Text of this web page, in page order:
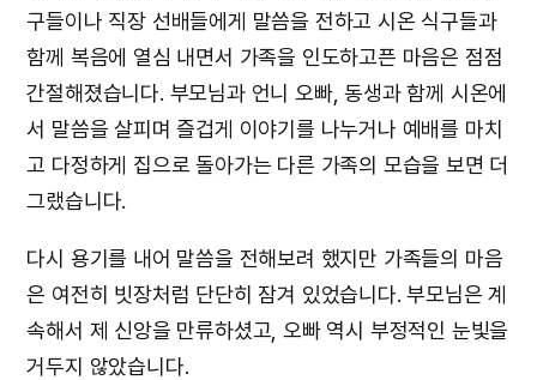
구들이나 직장 선배들에게 말씀을 전하고 시온 식구들과
함께 복음에 열심 내면서 가족을 인도하고픈 마음은 점점
간절해졌습니다. 부모님과 언니 오빠, 동생과 함께 시온에
서 말씀을 살피며 즐겁게 이야기를 나누거나 예배를 마치
고 다정하게 집으로 돌아가는 다른 가족의 모습을 보면 더
그랬습니다.
다시 용기를 내어 말씀을 전해보려 했지만 가족들의 마음
은 여전히 빗장처럼 단단히 잠겨 있었습니다. 부모님은 계
속해서 제 신앙을 만류하셨고, 오빠 역시 부정적인 눈빛을
거두지 않았습니다.